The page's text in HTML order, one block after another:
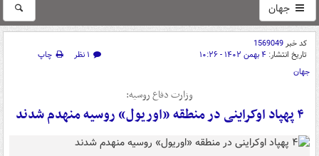
جهان
کد خبر1569049
تاریخ انتشار: ۴ بهمن ۱۴۰۲ - ۱۰:۲۶ ۱ نظر
چاپ
جهان
وزارت دفاع روسیه:
۴ پهپاد اوکراینی در منطقه «اوریول» روسیه منهدم شدند